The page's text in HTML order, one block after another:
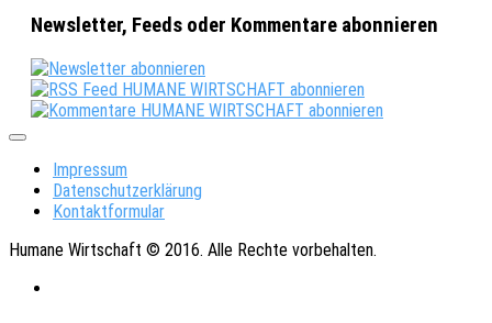
Newsletter, Feeds oder Kommentare abonnieren
Impressum
Datenschutzerklärung
Kontaktformular
Humane Wirtschaft © 2016. Alle Rechte vorbehalten.